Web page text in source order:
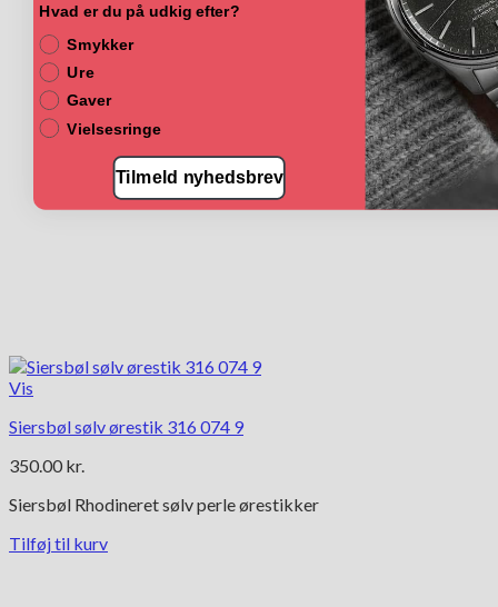
Vis
Siersbøl sølv ørestik 316 074 9
350.00 kr.
Siersbøl Rhodineret sølv perle ørestikker
Tilføj til kurv
Hvad er du på udkig efter?
Smykker
Ure
Gaver
Vielsesringe
Tilmeld nyhedsbrev